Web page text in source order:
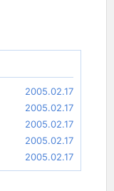
2005.02.17
2005.02.17
2005.02.17
2005.02.17
2005.02.17